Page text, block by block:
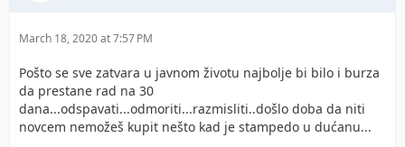
March 18, 2020 at 7:57 PM
Pošto se sve zatvara u javnom životu najbolje bi bilo i burza
da prestane rad na 30
dana...odspavati...odmoriti...razmisliti..došlo doba da niti
novcem nemožeš kupit nešto kad je stampedo u dućanu...